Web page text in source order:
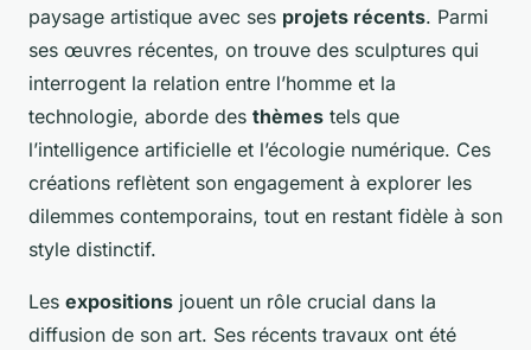
paysage artistique avec ses projets récents. Parmi
ses œuvres récentes, on trouve des sculptures qui
interrogent la relation entre l’homme et la
technologie, aborde des thèmes tels que
l’intelligence artificielle et l’écologie numérique. Ces
créations reflètent son engagement à explorer les
dilemmes contemporains, tout en restant fidèle à son
style distinctif.
Les expositions jouent un rôle crucial dans la
diffusion de son art. Ses récents travaux ont été